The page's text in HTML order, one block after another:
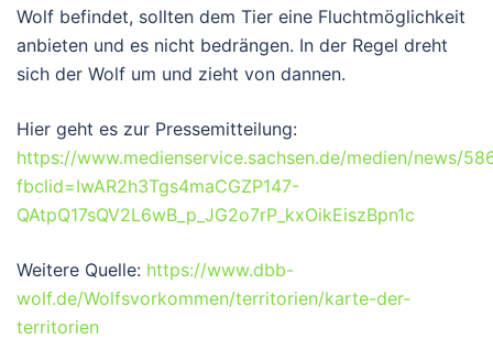
Wolf befindet, sollten dem Tier eine Fluchtmöglichkeit
anbieten und es nicht bedrängen. In der Regel dreht
sich der Wolf um und zieht von dannen.
Hier geht es zur Pressemitteilung:
https://www.medienservice.sachsen.de/medien/news/
fbclid=IwAR2h3Tgs4maCGZP147-
QAtpQ17sQV2L6wB_p_JG2o7rP_kxOikEiszBpn1c
Weitere Quelle: https://www.dbb-
wolf.de/Wolfsvorkommen/territorien/karte-der-
territorien